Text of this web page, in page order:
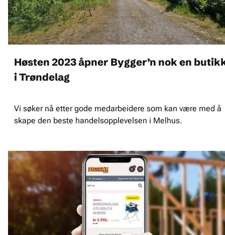
Høsten 2023 åpner Bygger’n nok en
i Trøndelag
Vi søker nå etter gode medarbeidere som kan være med å
skape den beste handelsopplevelsen i Melhus.